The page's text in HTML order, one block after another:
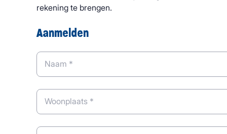
rekening te brengen.
Aanmelden
Naam *
Woonplaats *